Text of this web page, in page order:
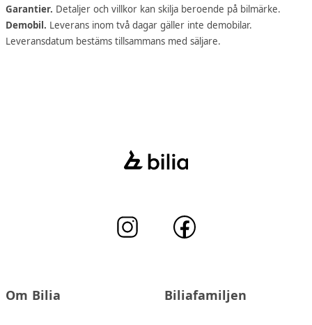
Garantier. Detaljer och villkor kan skilja beroende på bilmärke.
Demobil. Leverans inom två dagar gäller inte demobilar.
Leveransdatum bestäms tillsammans med säljare.
Om Bilia Biliafamiljen